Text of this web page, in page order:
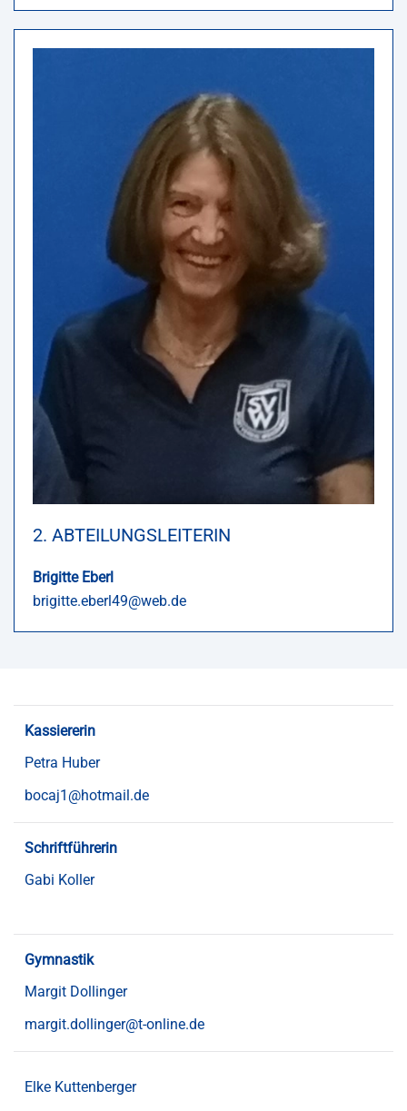
2. ABTEILUNGSLEITERIN
Brigitte Eberl
brigitte.eberl49@web.de
Kassiererin
Petra Huber
bocaj1@hotmail.de
Schriftführerin
Gabi Koller
Gymnastik
Margit Dollinger
margit.dollinger@t-online.de
Elke Kuttenberger